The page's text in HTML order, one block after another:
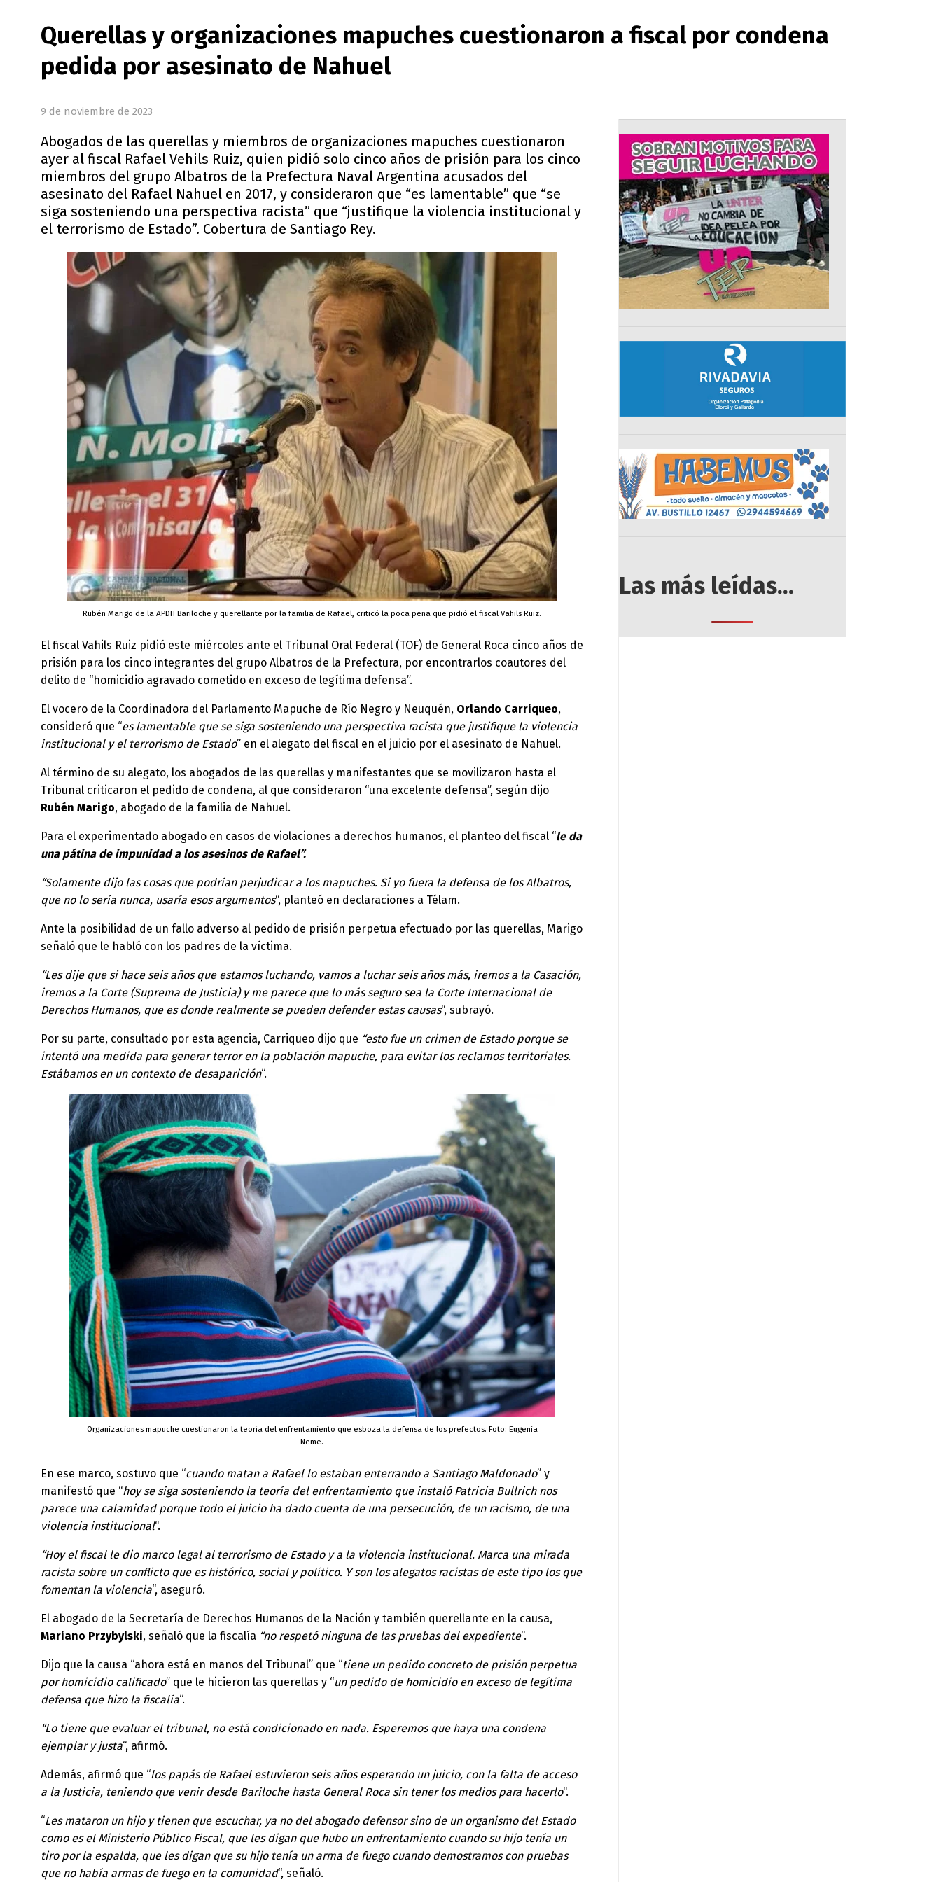
Querellas y organizaciones mapuches cuestionaron a fiscal por condena
pedida por asesinato de Nahuel
Abogados de las querellas y miembros de organizaciones mapuches cuestionaron
ayer al fiscal Rafael Vehils Ruiz, quien pidió solo cinco años de prisión para los cinco
miembros del grupo Albatros de la Prefectura Naval Argentina acusados del
asesinato del Rafael Nahuel en 2017, y consideraron que “es lamentable” que “se
siga sosteniendo una perspectiva racista” que “justifique la violencia institucional y
el terrorismo de Estado”. Cobertura de Santiago Rey.
Rubén Marigo de la APDH Bariloche y querellante por la familia de Rafael, criticó la poca pena que pidió el fiscal Vahils Ruiz.
El fiscal Vahils Ruiz pidió este miércoles ante el Tribunal Oral Federal (TOF) de General Roca cinco años de
prisión para los cinco integrantes del grupo Albatros de la Prefectura, por encontrarlos coautores del
delito de “homicidio agravado cometido en exceso de legítima defensa”.
El vocero de la Coordinadora del Parlamento Mapuche de Río Negro y Neuquén, Orlando Carriqueo,
consideró que “es lamentable que se siga sosteniendo una perspectiva racista que justifique la violencia
institucional y el terrorismo de Estado” en el alegato del fiscal en el juicio por el asesinato de Nahuel.
Al término de su alegato, los abogados de las querellas y manifestantes que se movilizaron hasta el
Tribunal criticaron el pedido de condena, al que consideraron “una excelente defensa”, según dijo
Rubén Marigo, abogado de la familia de Nahuel.
Para el experimentado abogado en casos de violaciones a derechos humanos, el planteo del fiscal “le da
una pátina de impunidad a los asesinos de Rafael”.
“Solamente dijo las cosas que podrían perjudicar a los mapuches. Si yo fuera la defensa de los Albatros,
que no lo sería nunca, usaría esos argumentos“, planteó en declaraciones a Télam.
Ante la posibilidad de un fallo adverso al pedido de prisión perpetua efectuado por las querellas, Marigo
señaló que le habló con los padres de la víctima.
“Les dije que si hace seis años que estamos luchando, vamos a luchar seis años más, iremos a la Casación,
iremos a la Corte (Suprema de Justicia) y me parece que lo más seguro sea la Corte Internacional de
Derechos Humanos, que es donde realmente se pueden defender estas causas“, subrayó.
Por su parte, consultado por esta agencia, Carriqueo dijo que “esto fue un crimen de Estado porque se
intentó una medida para generar terror en la población mapuche, para evitar los reclamos territoriales.
Estábamos en un contexto de desaparición“.
Organizaciones mapuche cuestionaron la teoría del enfrentamiento que esboza la defensa de los prefectos. Foto: Eugenia
Neme.
En ese marco, sostuvo que “cuando matan a Rafael lo estaban enterrando a Santiago Maldonado” y
manifestó que “hoy se siga sosteniendo la teoría del enfrentamiento que instaló Patricia Bullrich nos
parece una calamidad porque todo el juicio ha dado cuenta de una persecución, de un racismo, de una
violencia institucional“.
“Hoy el fiscal le dio marco legal al terrorismo de Estado y a la violencia institucional. Marca una mirada
racista sobre un conflicto que es histórico, social y político. Y son los alegatos racistas de este tipo los que
fomentan la violencia“, aseguró.
El abogado de la Secretaría de Derechos Humanos de la Nación y también querellante en la causa,
Mariano Przybylski, señaló que la fiscalía “no respetó ninguna de las pruebas del expediente“.
Dijo que la causa “ahora está en manos del Tribunal” que “tiene un pedido concreto de prisión perpetua
por homicidio calificado” que le hicieron las querellas y “un pedido de homicidio en exceso de legítima
defensa que hizo la fiscalía“.
“Lo tiene que evaluar el tribunal, no está condicionado en nada. Esperemos que haya una condena
ejemplar y justa“, afirmó.
Además, afirmó que “los papás de Rafael estuvieron seis años esperando un juicio, con la falta de acceso
a la Justicia, teniendo que venir desde Bariloche hasta General Roca sin tener los medios para hacerlo“.
“Les mataron un hijo y tienen que escuchar, ya no del abogado defensor sino de un organismo del Estado
como es el Ministerio Público Fiscal, que les digan que hubo un enfrentamiento cuando su hijo tenía un
tiro por la espalda, que les digan que su hijo tenía un arma de fuego cuando demostramos con pruebas
que no había armas de fuego en la comunidad“, señaló.
9 de noviembre de 2023
Las más leídas...